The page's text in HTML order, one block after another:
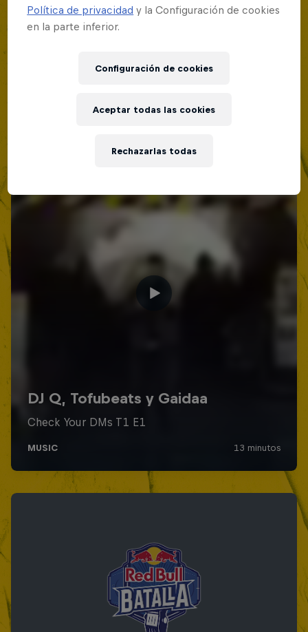
Política de privacidad y la Configuración de cookies
en la parte inferior.
Configuración de cookies
Rechazarlas todas
Aceptar todas las cookies